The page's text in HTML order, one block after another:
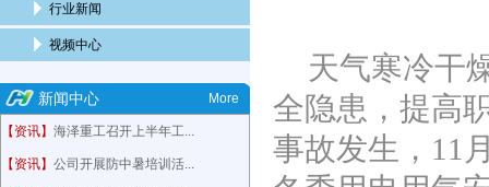
行业新闻
视频中心
新闻中心 More
【资讯】 海泽重工召开上半年工...
【资讯】 公司开展防中暑培训活...
天气寒冷干
全隐患，提高
事故发生， 11